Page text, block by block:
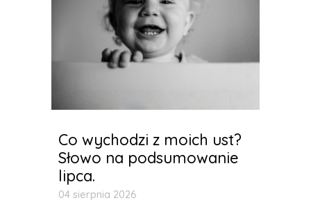
Co wychodzi z moich ust?
Słowo na podsumowanie
lipca.
04 sierpnia 2026